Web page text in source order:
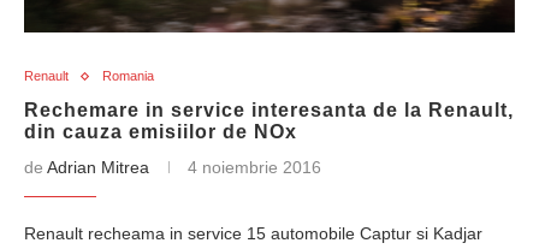
Renault Romania
Rechemare in service interesanta de la Renault,
din cauza emisiilor de NOx
de Adrian Mitrea 4 noiembrie 2016
Renault recheama in service 15 automobile Captur si Kadjar